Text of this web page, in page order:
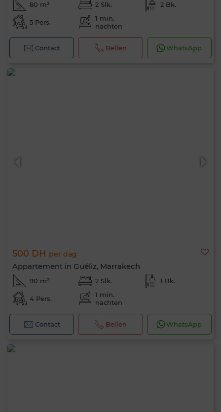
80 m² 2 Slk. 2 Bk.
5 Pers.
1 min.
nachten
Contact Bellen WhatsApp
500 DH per dag
Appartement in Guéliz, Marrakech
90 m² 2 Slk. 1 Bk.
4 Pers.
1 min.
nachten
Contact Bellen WhatsApp